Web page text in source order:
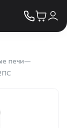
печи